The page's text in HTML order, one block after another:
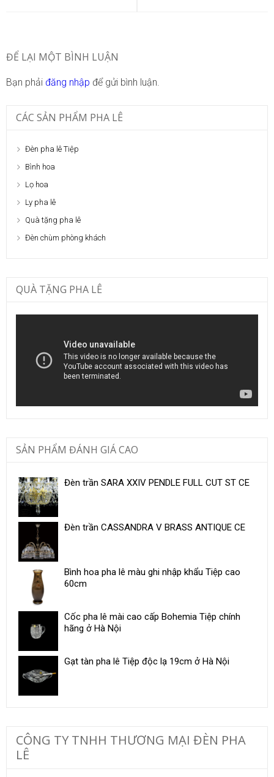
ĐỂ LẠI MỘT BÌNH LUẬN
Bạn phải đăng nhập để gửi bình luận.
CÁC SẢN PHẨM PHA LÊ
Đèn pha lê Tiệp
Bình hoa
Lọ hoa
Ly pha lê
Quà tặng pha lê
Đèn chùm phòng khách
QUÀ TẶNG PHA LÊ
SẢN PHẨM ĐÁNH GIÁ CAO
Đèn trần SARA XXIV PENDLE FULL CUT ST CE
Đèn trần CASSANDRA V BRASS ANTIQUE CE
Bình hoa pha lê màu ghi nhập khẩu Tiệp cao
60cm
Cốc pha lê mài cao cấp Bohemia Tiệp chính
hãng ở Hà Nội
Gạt tàn pha lê Tiệp độc lạ 19cm ở Hà Nội
CÔNG TY TNHH THƯƠNG MẠI ĐÈN PHA
LÊ